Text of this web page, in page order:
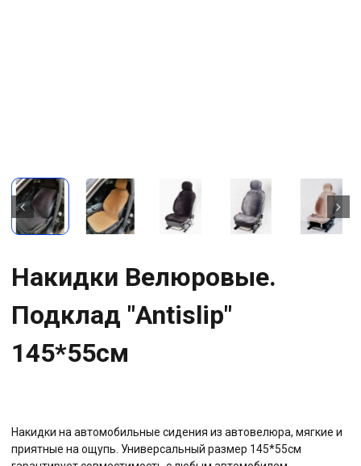
Накидки Велюровые.
Подклад "Antislip"
145*55см
Накидки на автомобильные сидения из автовелюра, мягкие и
приятные на ощупь. Универсальный размер 145*55см